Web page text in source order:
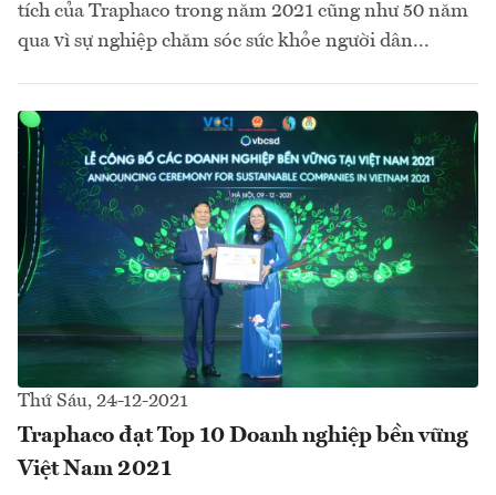
tích của Traphaco trong năm 2021 cũng như 50 năm
qua vì sự nghiệp chăm sóc sức khỏe người dân...
Thứ Sáu, 24-12-2021
Traphaco đạt Top 10 Doanh nghiệp bền vững
Việt Nam 2021